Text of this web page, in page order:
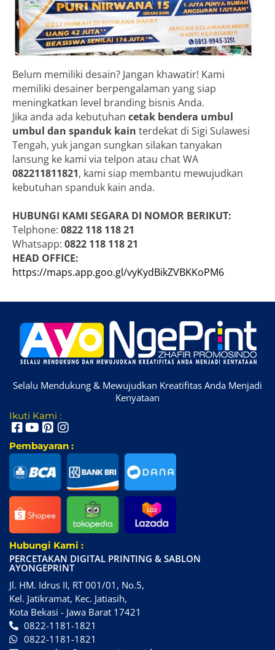
Belum memiliki desain? Jangan khawatir! Kami
memiliki desainer berpengalaman yang siap
meningkatkan level branding bisnis Anda.
Jika anda ada kebutuhan cetak bendera umbul
umbul dan spanduk kain terdekat di Sigi Sulawesi
Tengah, yuk jangan sungkan silakan tanyakan
lansung ke kami via telpon atau chat WA
082211811821, kami siap membantu mewujudkan
kebutuhan spanduk kain anda.
HUBUNGI KAMI SEGARA DI NOMOR BERIKUT:
Telphone: 0822 118 118 21
Whatsapp: 0822 118 118 21
HEAD OFFICE:
https://maps.app.goo.gl/vyKydBikZVBKKoPM6
Selalu Mendukung & Mewujudkan Kreatifitas Anda Menjadi
Kenyataan
Ikuti Kami :
Pembayaran :
Hubungi Kami :
PERCETAKAN DIGITAL PRINTING & SABLON
AYONGEPRINT
Jl. HM. Idrus II, RT 001/01, No.5,
Kel. Jatikramat, Kec. Jatiasih,
Kota Bekasi - Jawa Barat 17421
0822-1181-1821
0822-1181-1821